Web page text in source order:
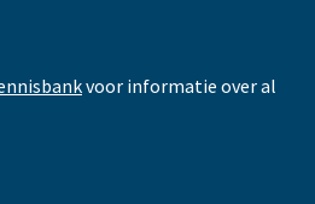
voor informatie over al